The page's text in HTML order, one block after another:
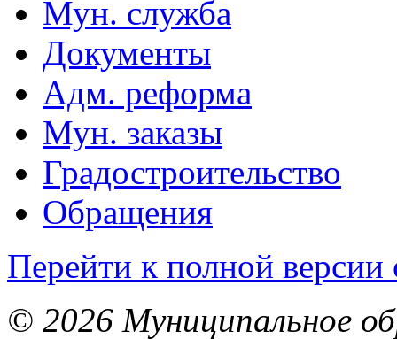
Мун. служба
Документы
Адм. реформа
Мун. заказы
Градостроительство
Обращения
Перейти к полной версии
© 2026 Муниципальное